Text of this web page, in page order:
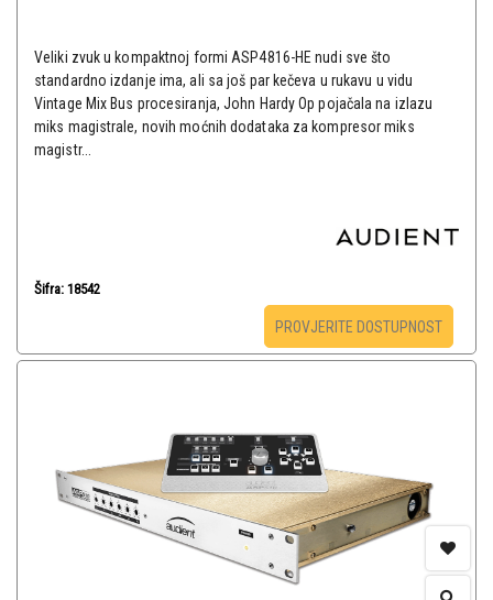
Veliki zvuk u kompaktnoj formi ASP4816-HE nudi sve što
standardno izdanje ima, ali sa još par kečeva u rukavu u vidu
Vintage Mix Bus procesiranja, John Hardy Op pojačala na izlazu
miks magistrale, novih moćnih dodataka za kompresor miks
magistr...
Šifra: 18542
PROVJERITE DOSTUPNOST